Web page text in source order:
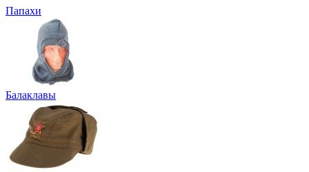
Папахи
Балаклавы